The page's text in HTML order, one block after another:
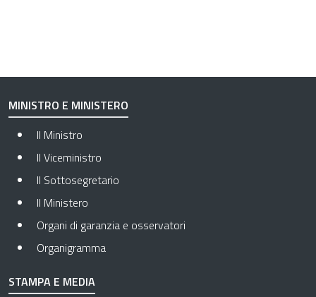
MINISTRO E MINISTERO
Il Ministro
Il Viceministro
Il Sottosegretario
Il Ministero
Organi di garanzia e osservatori
Organigramma
STAMPA E MEDIA